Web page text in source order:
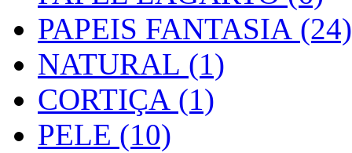
PAPEIS FANTASIA (24)
NATURAL (1)
CORTIÇA (1)
PELE (10)